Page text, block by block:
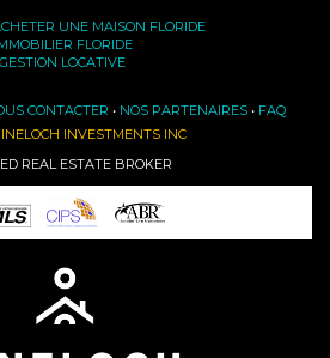
UNE MAISON FLORIDE
FLORIDE
GESTION LOCATIVE
CONTACTER • NOS PARTENAIRES• FAQ
INVESTMENTS INC
REAL ESTATE BROKER